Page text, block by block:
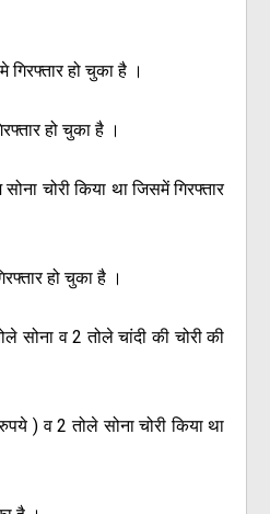
हो चुका है ।
हो चुका है ।
चोरी किया था जिसमें गिरफ्तार
हो चुका है ।
सोना व 2 तोले चांदी की चोरी की
) व 2 तोले सोना चोरी किया था